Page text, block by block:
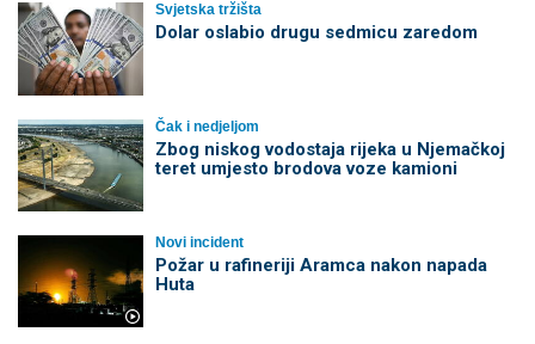
Svjetska tržišta
Dolar oslabio drugu sedmicu zaredom
Čak i nedjeljom
Zbog niskog vodostaja rijeka u Njemačkoj
teret umjesto brodova voze kamioni
Novi incident
Požar u rafineriji Aramca nakon napada
Huta